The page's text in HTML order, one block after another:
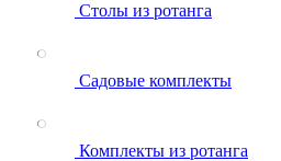
Столы из ротанга
Садовые комплекты
Комплекты из ротанга